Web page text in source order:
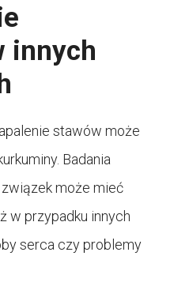
innych
stawów może
Badania
może mieć
w przypadku innych
serca czy problemy